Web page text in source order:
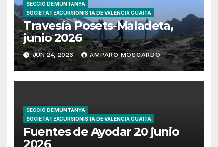
SECCIÓ DE MUNTANYA
SOCIETAT EXCURSIONISTA DE VALÈNCIA GUAITA
Travesía Posets-Maladeta,
junio 2026
JUN 24, 2026 AMPARO MOSCARDÓ
SECCIÓ DE MUNTANYA
SOCIETAT EXCURSIONISTA DE VALÈNCIA GUAITA
Fuentes de Ayodar 20 junio
2026